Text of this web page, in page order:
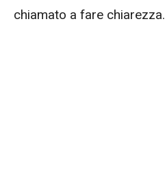
chiamato a fare chiarezza.